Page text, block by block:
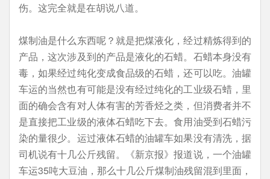
伤。这完全就是在胡说八道。
煤制油是什么东西呢？就是把煤液化，经过精炼得到的
产品，这次涉及到的产品是液化的石蜡。石蜡本身没有
毒，如果经过纯化变成食品级的石蜡，还可以吃。油罐
车运的当然也有可能是没有经过纯化的工业级石蜡，里
面的确会含有对人体有害的芳香烃之类，但消费者并不
是直接把工业级的液体石蜡吃下去。食用油受到石蜡污
染的量很少。运过液体石蜡的油罐车如果没有清洗，据
司机说有十几公斤残留。《新京报》报道说，一个油罐
车运35吨大豆油，那么十几公斤煤制油残留混到里面，